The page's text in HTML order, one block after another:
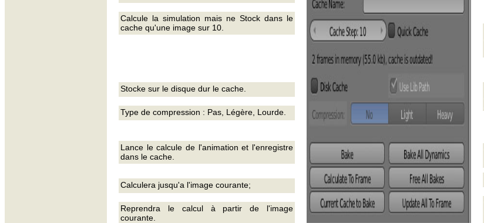
Lance le calcule de l'animation et l'enregistre
dans le cache.
Type de compression : Pas, Légère, Lourde.
Reprendra le calcul à partir de l'image
courante.
Calculera jusqu'a l'image courante;
Calcule la simulation mais ne Stock dans le
cache qu'une image sur 10.
Stocke sur le disque dur le cache.